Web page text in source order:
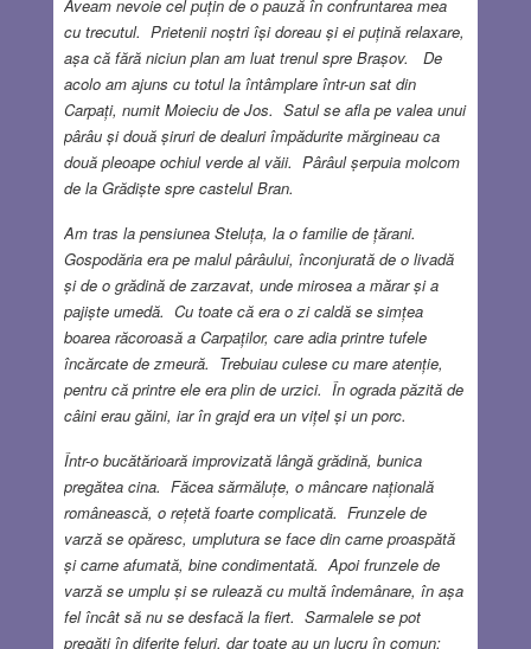
Aveam nevoie cel puțin de o pauză în confruntarea mea
cu trecutul. Prietenii noștri își doreau și ei puțină relaxare,
așa că fără niciun plan am luat trenul spre Brașov. De
acolo am ajuns cu totul la întâmplare într-un sat din
Carpați, numit Moieciu de Jos. Satul se afla pe valea unui
pârâu și două șiruri de dealuri împădurite mărgineau ca
două pleoape ochiul verde al văii. Pârâul șerpuia molcom
de la Grădiște spre castelul Bran.
Am tras la pensiunea Steluța, la o familie de țărani.
Gospodăria era pe malul pârâului, înconjurată de o livadă
și de o grădină de zarzavat, unde mirosea a mărar și a
pajiște umedă. Cu toate că era o zi caldă se simțea
boarea răcoroasă a Carpaților, care adia printre tufele
încărcate de zmeură. Trebuiau culese cu mare atenție,
pentru că printre ele era plin de urzici. În ograda păzită de
câini erau găini, iar în grajd era un vițel și un porc.
Într-o bucătărioară improvizată lângă grădină, bunica
pregătea cina. Făcea sărmăluțe, o mâncare națională
românească, o rețetă foarte complicată. Frunzele de
varză se opăresc, umplutura se face din carne proaspătă
și carne afumată, bine condimentată. Apoi frunzele de
varză se umplu și se rulează cu multă îndemânare, în așa
fel încât să nu se desfacă la fiert. Sarmalele se pot
pregăti în diferite feluri, dar toate au un lucru în comun: